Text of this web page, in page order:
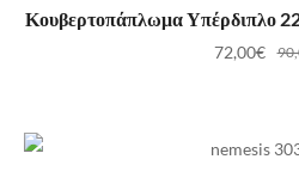
ΠΡΟΣΘΉΚΗ
Κουβερτοπάπλωμα Υπέρδιπλο
72,00€